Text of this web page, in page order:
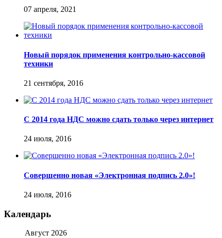
07 апреля, 2021
Новый порядок применения контрольно-кассовой
техники
21 сентября, 2016
С 2014 года НДС можно сдать только через интернет
24 июля, 2016
Совершенно новая «Электронная подпись 2.0»!
24 июля, 2016
Календарь
Август 2026